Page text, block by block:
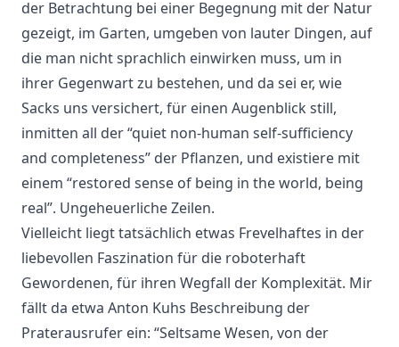
der Betrachtung bei einer Begegnung mit der Natur
gezeigt, im Garten, umgeben von lauter Dingen, auf
die man nicht sprachlich einwirken muss, um in
ihrer Gegenwart zu bestehen, und da sei er, wie
Sacks uns versichert, für einen Augenblick still,
inmitten all der “quiet non-human self-sufficiency
and completeness” der Pflanzen, und existiere mit
einem “restored sense of being in the world, being
real”. Ungeheuerliche Zeilen.
Vielleicht liegt tatsächlich etwas Frevelhaftes in der
liebevollen Faszination für die roboterhaft
Gewordenen, für ihren Wegfall der Komplexität. Mir
fällt da etwa Anton Kuhs Beschreibung der
Praterausrufer ein: “Seltsame Wesen, von der